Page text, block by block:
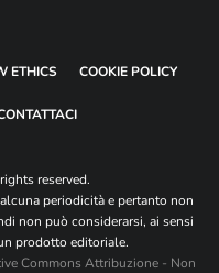
ETHICS COOKIE POLICY
reserved.
periodicità e pertanto non
non può considerarsi, ai sensi
prodotto editoriale.
Commons Attribuzione - Non